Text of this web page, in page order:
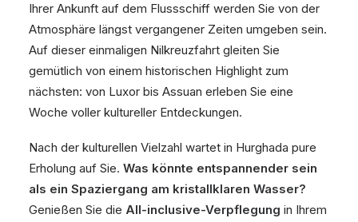
Ihrer Ankunft auf dem Flussschiff werden Sie von der
Atmosphäre längst vergangener Zeiten umgeben sein.
Auf dieser einmaligen Nilkreuzfahrt gleiten Sie
gemütlich von einem historischen Highlight zum
nächsten: von Luxor bis Assuan erleben Sie eine
Woche voller kultureller Entdeckungen.
Nach der kulturellen Vielzahl wartet in Hurghada pure
Erholung auf Sie. Was könnte entspannender sein
als ein Spaziergang am kristallklaren Wasser?
Genießen Sie die All-inclusive-Verpflegung in Ihrem